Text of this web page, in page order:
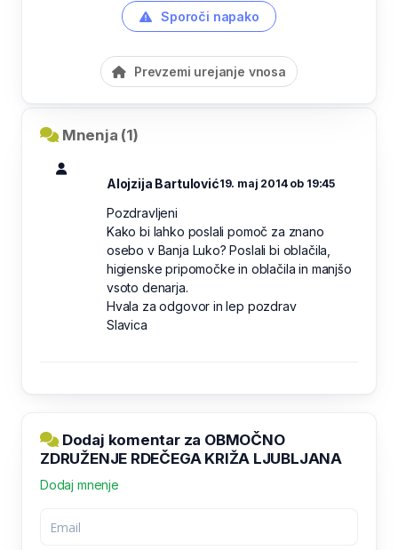
Sporoči napako
Prevzemi urejanje vnosa
Mnenja (1)
Alojzija Bartulović19. maj 2014 ob 19:45
Pozdravljeni
Kako bi lahko poslali pomoč za znano
osebo v Banja Luko? Poslali bi oblačila,
higienske pripomočke in oblačila in manjšo
vsoto denarja.
Hvala za odgovor in lep pozdrav
Slavica
Dodaj komentar za OBMOČNO
ZDRUŽENJE RDEČEGA KRIŽA LJUBLJANA
Dodaj mnenje